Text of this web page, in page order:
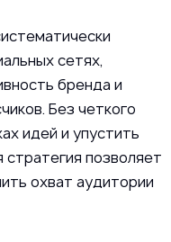
сетях,
бренда и
Без четкого
идей и упустить
позволяет
охват аудитории